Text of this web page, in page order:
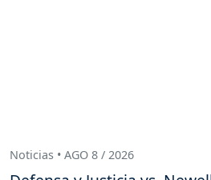
Noticias • AGO 8 / 2026